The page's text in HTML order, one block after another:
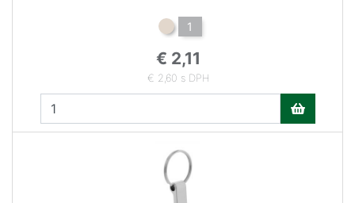
1
€ 2,11
€ 2,60 s DPH